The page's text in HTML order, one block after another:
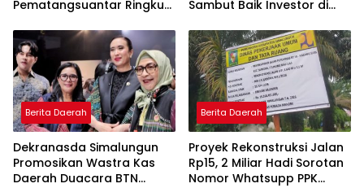
Pematangsuantar Ringkus
Butir Exstasi
Sambut Baik Investor di
Berita Daerah
Dekranasda Simalungun
Promosikan Wastra Kas
Daerah Duacara BTN
Berita Daerah
Proyek Rekonstruksi Jalan
Rp15, 2 Miliar Hadi Sorotan
Nomor Whatsupp PPK